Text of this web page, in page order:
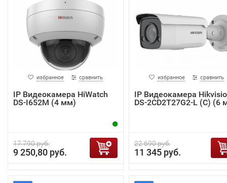
избранное сравнить
IP Видеокамера HiWatch
DS-I652M (4 мм)
17 790 руб.
9 250,80 руб.
избранное сравнить
IP Видеокамера
DS-2CD2T27G2-L (C) (6
22 690 руб.
11 345 руб.